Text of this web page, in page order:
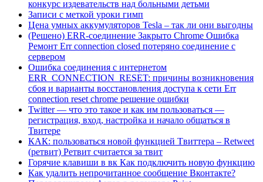
конкурс издевательств над больными детьми
Записи с меткой уроки гимп
Цена умных аккумуляторов Tesla – так ли они выгодны
(Решено) ERR-соединение Закрыто Chrome Ошибка
Ремонт Err connection closed потеряно соединение с
сервером
Ошибка соединения с интернетом
ERR_CONNECTION_RESET: причины возникновения
сбоя и варианты восстановления доступа к сети Err
connection reset chrome решение ошибки
Twitter — что это такое и как им пользоваться —
регистрация, вход, настройка и начало общаться в
Твитере
КАК: пользоваться новой функцией Tвиттера – Retweet
(ретвит) Ретвит считается за твит
Горячие клавиши в вк Как подключить новую функцию
Как удалить непрочитанное сообщение Вконтакте?